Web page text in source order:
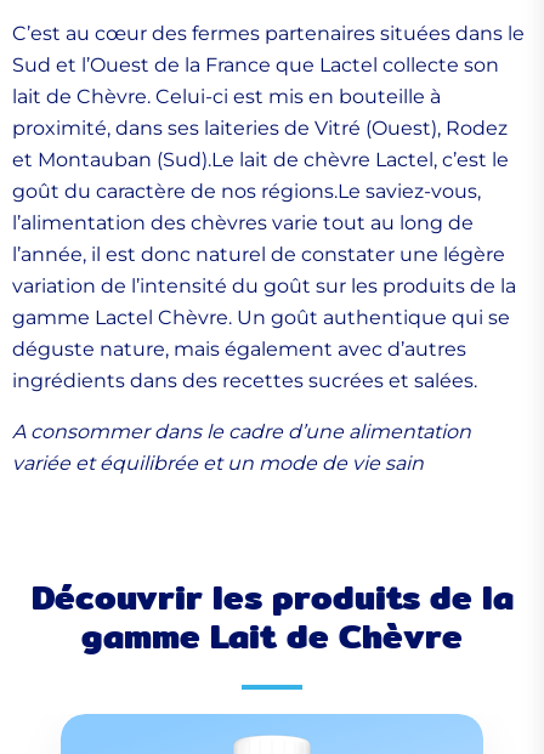
C’est au cœur des fermes partenaires situées dans le
Sud et l’Ouest de la France que Lactel collecte son
lait de Chèvre. Celui-ci est mis en bouteille à
proximité, dans ses laiteries de Vitré (Ouest), Rodez
et Montauban (Sud).Le lait de chèvre Lactel, c’est le
goût du caractère de nos régions.Le saviez-vous,
l’alimentation des chèvres varie tout au long de
l’année, il est donc naturel de constater une légère
variation de l’intensité du goût sur les produits de la
gamme Lactel Chèvre. Un goût authentique qui se
déguste nature, mais également avec d’autres
ingrédients dans des recettes sucrées et salées.
A consommer dans le cadre d’une alimentation
variée et équilibrée et un mode de vie sain
Découvrir les produits de la
gamme Lait de Chèvre